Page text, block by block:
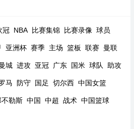
冠 NBA 比赛集锦 比赛录像 球员
亚洲杯 赛季 主场 篮板 联赛 曼联
城 进攻 亚冠 广东 国米 球队 助攻
马 防守 国足 切尔西 中国女篮
不勒斯 中国 中超 战术 中国篮球